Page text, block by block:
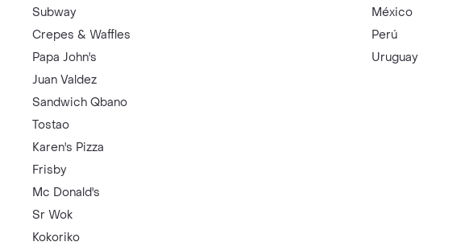
Subway
Crepes & Waffles
Papa John's
Juan Valdez
Sandwich Qbano
Tostao
Karen's Pizza
Frisby
Mc Donald's
Sr Wok
Kokoriko
México
Perú
Uruguay